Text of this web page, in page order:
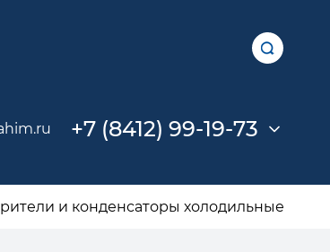
+7 (8412) 99-19-73
и конденсаторы холодильные